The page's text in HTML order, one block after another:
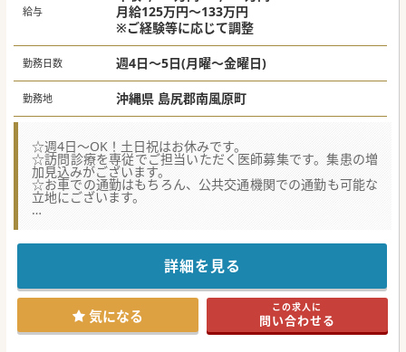
給与
月給125万円～133万円
※ご経験等に応じて調整
勤務日数 週4日～5日(月曜～金曜日)
勤務地 沖縄県 島尻郡南風原町
☆週4日～OK！土日祝はお休みです。
☆訪問診療を専従でご担当いただく医師募集です。集患の増
加見込みがございます。
☆お車での通勤はもちろん、公共交通機関での通勤も可能な
立地にございます。
です。
現在は常勤医師の持ち回りで訪問診療を行っておりますが、
今後集患の増加が見込まれており、
訪問診療をメインにご担当いただく医師を招へいされたいと
この度募集をする運びとなりました。
ご興味ございましたらまずはお問合せくださいませ。
詳細を見る
気になる この求人に
問い合わせる